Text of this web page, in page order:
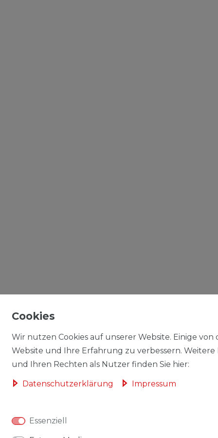
Cookies
Wir nutzen Cookies auf unserer Website. Einige
Website und Ihre Erfahrung zu verbessern.
und Ihren Rechten als Nutzer finden Sie hier:
Daten­schutz­erklärung Impressum
Essenziell